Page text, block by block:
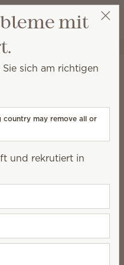
Wunschliste
Warenkorb
Party auswählen
gegossen, die für
und ein
% sparen!
10 % sparen!
mit
sich am richtigen
country may remove all or
und rekrutiert in